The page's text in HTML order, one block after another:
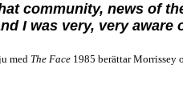
community, news of
I was very, very aware
The Face 1985 berättar